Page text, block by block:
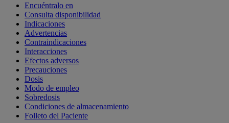
Encuéntralo en
Consulta disponibilidad
Indicaciones
Advertencias
Contraindicaciones
Interacciones
Efectos adversos
Precauciones
Dosis
Modo de empleo
Sobredosis
Condiciones de almacenamiento
Folleto del Paciente